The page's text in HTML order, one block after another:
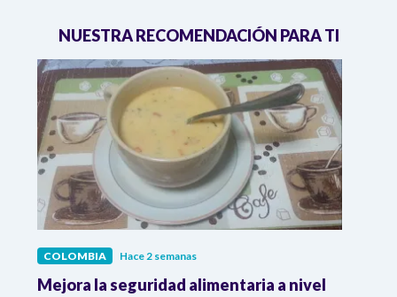
NUESTRA RECOMENDACIÓN PARA TI
COLOMBIA Hace 2 semanas
Mejora la seguridad alimentaria a nivel